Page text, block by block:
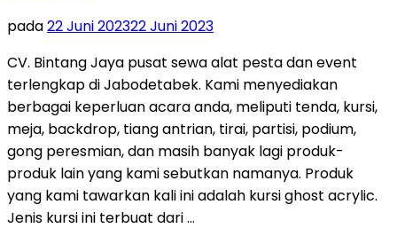
pada22 Juni 202322 Juni 2023
CV. Bintang Jaya pusat sewa alat pesta dan event
terlengkap di Jabodetabek. Kami menyediakan
berbagai keperluan acara anda, meliputi tenda, kursi,
meja, backdrop, tiang antrian, tirai, partisi, podium,
gong peresmian, dan masih banyak lagi produk-
produk lain yang kami sebutkan namanya. Produk
yang kami tawarkan kali ini adalah kursi ghost acrylic.
Jenis kursi ini terbuat dari …